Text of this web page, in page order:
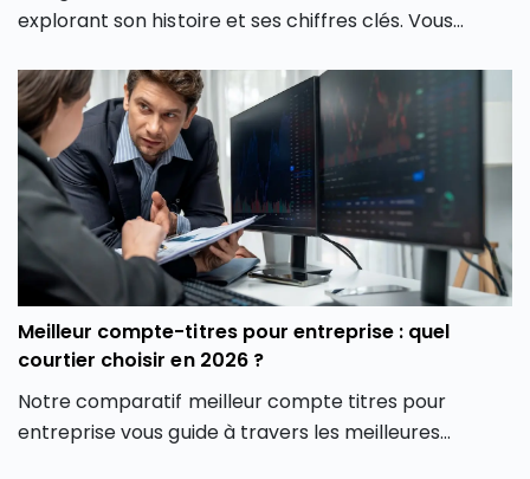
explorant son histoire et ses chiffres clés. Vous
monnaies disponibles, les frais associés, et comment
la plateforme crypto Coinhouse vous permet de
mieux gérer vos investissements en monnaie
virtuelle.
Meilleur compte-titres pour entreprise : quel
courtier choisir en 2026 ?
Notre comparatif meilleur compte titres pour
entreprise vous guide à travers les meilleures